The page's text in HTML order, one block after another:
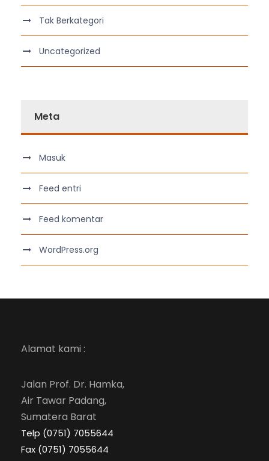
Tak Berkategori
Uncategorized
Meta
Masuk
Feed entri
Feed komentar
WordPress.org
Alamat kami :
Jalan Prof. Dr. Hamka,
Air Tawar Padang,
Sumatera Barat
Telp (0751) 7055644
Fax (0751) 7055644